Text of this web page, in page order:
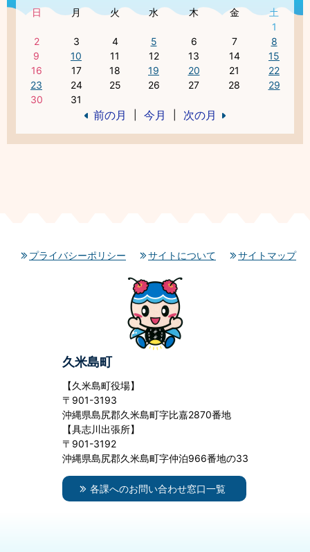
日 月 火 水 木 金
土
1
2
3 4 5 6 7
8
9
10 11 12 13 14
15
16
17 18 19 20 21
22
23
24 25 26 27 28
29
30
31
前の月 今月 次の月
プライバシーポリシー サイトについて サイトマップ
久米島町
【久米島町役場】
〒901-3193
沖縄県島尻郡久米島町字比嘉2870番地
【具志川出張所】
〒901-3192
沖縄県島尻郡久米島町字仲泊966番地の33
各課へのお問い合わせ窓口一覧